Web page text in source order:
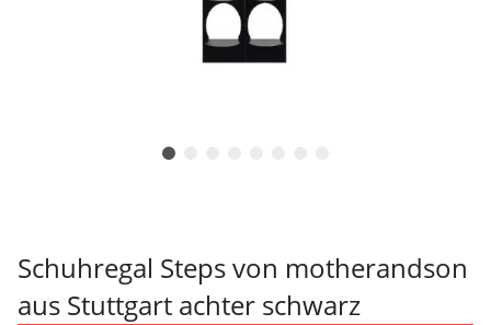
Schuhregal Steps von motherandson
aus Stuttgart achter schwarz